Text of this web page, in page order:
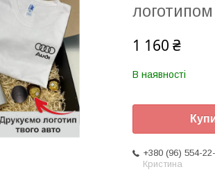
1 160 ₴
В наявності
+380 (96) 554-
Кристина